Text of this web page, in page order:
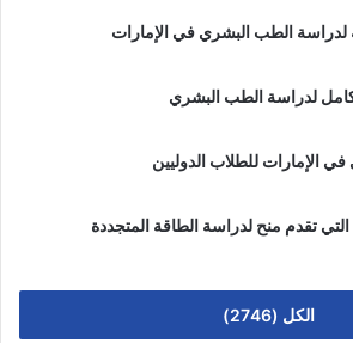
الطب البشري في الإمارات
لدراسة الطب البشري
الإمارات للطلاب الدوليين
تقدم منح لدراسة الطاقة المتجددة
الكل (2746)